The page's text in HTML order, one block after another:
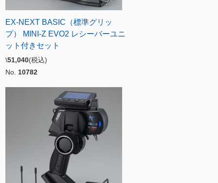
EX-NEXT BASIC（標準グリッ
プ） MINI-Z EVO2 レシーバーユニ
ット付きセット
\51,040(税込)
No. 10782